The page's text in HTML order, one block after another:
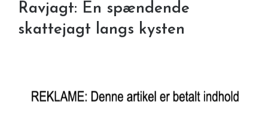
Ravjagt: En spændende
skattejagt langs kysten